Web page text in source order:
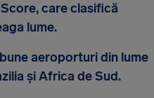
care clasifică
lume.
aeroporturi din lume
și Africa de Sud.